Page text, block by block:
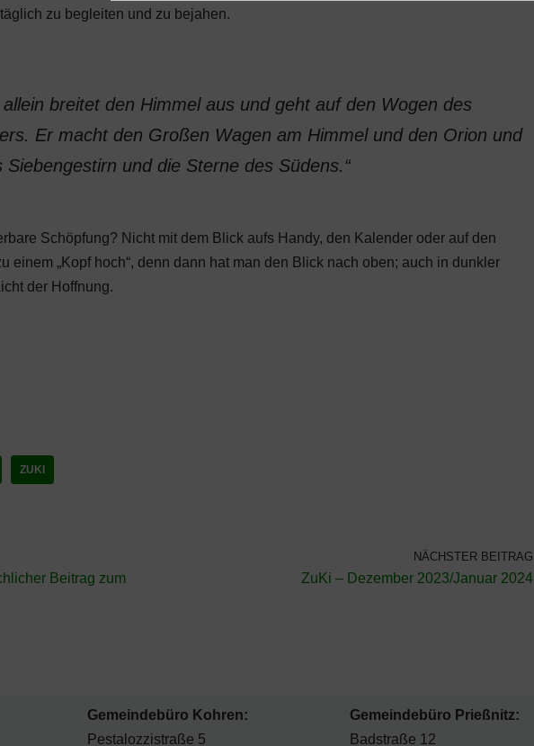
zu begleiten und zu bejahen.
allein breitet den Himmel aus und geht auf den Wogen des
Er macht den Großen Wagen am Himmel und den Orion und
Siebengestirn und die Sterne des Südens.“
Schöpfung? Nicht mit dem Blick aufs Handy, den Kalender oder auf den
einem „Kopf hoch“, denn dann hat man den Blick nach oben; auch in dunkler
der Hoffnung.
ZUKI
Beitrag zum
NÄCHSTER BEITRAG
ZuKi – Dezember 2023/Januar 2024
Gemeindebüro Kohren:
Pestalozzistraße 5
Gemeindebüro Prießnitz:
Badstraße 12